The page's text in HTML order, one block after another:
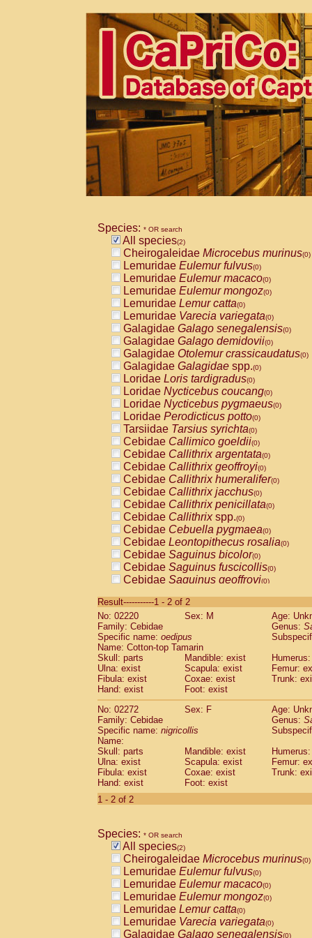
Species: * OR search
All species(2)
Cheirogaleidae Microcebus murinus(0)
Lemuridae Eulemur fulvus(0)
Lemuridae Eulemur macaco(0)
Lemuridae Eulemur mongoz(0)
Lemuridae Lemur catta(0)
Lemuridae Varecia variegata(0)
Galagidae Galago senegalensis(0)
Galagidae Galago demidovii(0)
Galagidae Otolemur crassicaudatus(0)
Galagidae Galagidae spp.(0)
Loridae Loris tardigradus(0)
Loridae Nycticebus coucang(0)
Loridae Nycticebus pygmaeus(0)
Loridae Perodicticus potto(0)
Tarsiidae Tarsius syrichta(0)
Cebidae Callimico goeldii(0)
Cebidae Callithrix argentata(0)
Cebidae Callithrix geoffroyi(0)
Cebidae Callithrix humeralifer(0)
Cebidae Callithrix jacchus(0)
Cebidae Callithrix penicillata(0)
Cebidae Callithrixspp.(0)
Cebidae Cebuella pygmaea(0)
Cebidae Leontopithecus rosalia(0)
Cebidae Saguinus bicolor(0)
Cebidae Saguinus fuscicollis(0)
Cebidae Saguinus geoffroyi(0)
CebidaeSaguinus labiatus(0)
Cebidae Saguinus leucopus (0)
Cebidae
CebidaeSaguinus mystax
Cebidae Saguinus nigricollis (1)
Cebidae Saguinus oedipus
Cebidae Saguinus weddelli
Cebidae Saguinusspp.
Cebidae Aotus trivirgatus
Cebidae
CebidaeCebus apella
Cebidae
Cebidae Cebus nigrivittatus
Cebidae Cebusspp.(0)
Cebidae Saimiri boliviensis
CebidaeSaimiri sciureus(0)
AtelidaeAlouatta caraya(0)
Atelidae Alouatta seniculus
AtelidaeAlouatta
AtelidaeAteles belzebuth(0)
AtelidaeAteles geoffroyi(0)
AtelidaeAteles paniscus(0)
AtelidaeAtelesspp. (0)
AtelidaeLagothrix lagothricha
AtelidaeLagothrix lagothricha cana
PitheciidaeCacajao calvus
Result-----------1 - 2 of 2
No: 02220
Sex: M
Age:
Family: Cebidae
Genus:
Specific name: oedipus
Name: Cotton-top Tamarin
Skull: parts
Mandible: exist
Ulna: exist
Scapula: exist
Femur:
Fibula: exist
Coxae: exist
Trunk:
Hand: exist
Foot: exist
No: 02272
Sex: F
Age:
Family: Cebidae
Genus:
Specific name: nigricollis
Name:
Skull: parts
Mandible: exist
Ulna: exist
Scapula: exist
Femur:
Fibula: exist
Coxae: exist
Trunk:
Hand: exist
Foot: exist
1 - 2 of 2
Species: * OR search
All species(2)
Cheirogaleidae Microcebus murinus(0)
Lemuridae Eulemur fulvus(0)
Lemuridae Eulemur macaco(0)
Lemuridae Eulemur mongoz(0)
Lemuridae Lemur catta(0)
Lemuridae Varecia variegata(0)
Galagidae Galago senegalensis(0)